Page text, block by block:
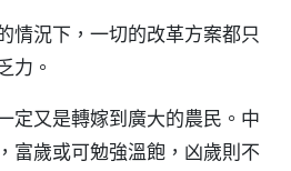
情況下，一切的改革方案都只
力。
定又是轉嫁到廣大的農民。中
富歲或可勉強溫飽，凶歲則不